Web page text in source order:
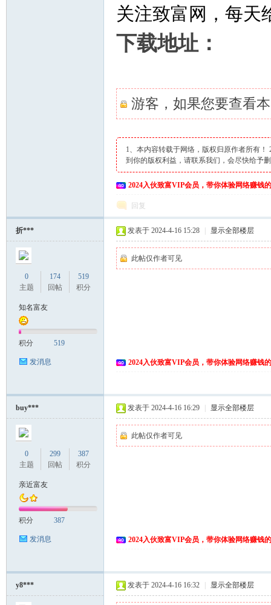
关注致富网，每天
下载地址：
游客，如果您要查看
1、本内容转载于网络，版权归原作者所有
到你的版权利益，请联系我们，会尽快给予
2024入伙致富VIP会员，带你体验网络赚钱
回复
折***
0
主题
174
回帖
519
积分
知名富友
积分 519
发消息
发表于 2024-4-16 15:28 显示全部楼层
此帖仅作者可见
2024入伙致富VIP会员，带你体验网络赚钱
buy***
0
主题
299
回帖
387
积分
亲近富友
积分 387
发消息
发表于 2024-4-16 16:29 显示全部楼层
此帖仅作者可见
2024入伙致富VIP会员，带你体验网络赚钱
y8*** 发表于 2024-4-16 16:32 显示全部楼层